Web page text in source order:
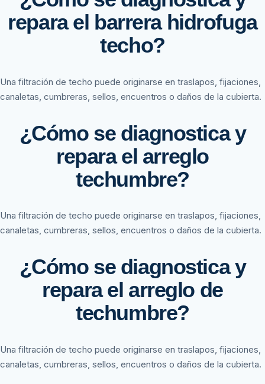
repara el barrera hidrofuga
techo?
Una filtración de techo puede originarse en traslapos, fijaciones,
canaletas, cumbreras, sellos, encuentros o daños de la cubierta.
¿Cómo se diagnostica y
repara el arreglo
techumbre?
Una filtración de techo puede originarse en traslapos, fijaciones,
canaletas, cumbreras, sellos, encuentros o daños de la cubierta.
¿Cómo se diagnostica y
repara el arreglo de
techumbre?
Una filtración de techo puede originarse en traslapos, fijaciones,
canaletas, cumbreras, sellos, encuentros o daños de la cubierta.